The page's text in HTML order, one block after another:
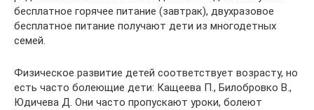
бесплатное горячее питание (завтрак), двухразовое
бесплатное питание получают дети из многодетных
семей.
Физическое развитие детей соответствует возрасту, но
есть часто болеющие дети: Кащеева П., Билобровко В.,
Юдичева Д. Они часто пропускают уроки, болеют